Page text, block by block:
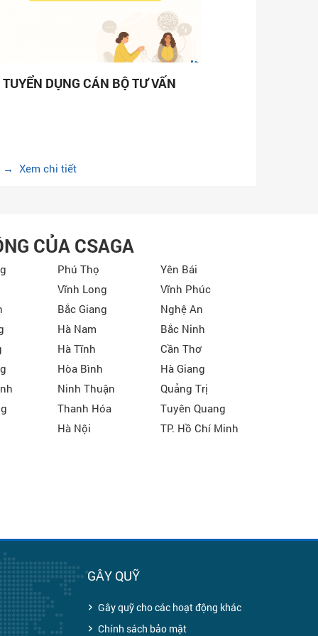
TUYỂN DỤNG CÁN BỘ TƯ VẤN
→ Xem chi tiết
CỦA CSAGA
Phú Thọ
Yên Bái
Vĩnh Long
Vĩnh Phúc
Bắc Giang
Nghệ An
Hà Nam
Bắc Ninh
Hà Tĩnh
Cần Thơ
Hòa Bình
Hà Giang
Ninh Thuận
Quảng Trị
Thanh Hóa
Tuyên Quang
Hà Nội TP. Hồ Chí Minh
GÂY QUỸ
Gây quỹ cho các hoạt động khác
Chính sách bảo mật